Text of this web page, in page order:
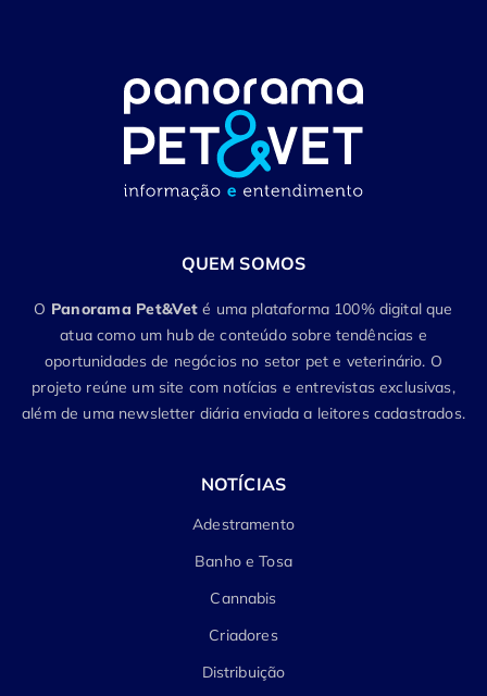
QUEM SOMOS
O Panorama Pet&Vet é uma plataforma 100% digital que
atua como um hub de conteúdo sobre tendências e
oportunidades de negócios no setor pet e veterinário. O
projeto reúne um site com notícias e entrevistas exclusivas,
além de uma newsletter diária enviada a leitores cadastrados.
NOTÍCIAS
Adestramento
Banho e Tosa
Cannabis
Criadores
Distribuição